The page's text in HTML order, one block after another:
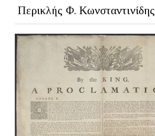
Περικλής Φ. Κωνσταντινίδης